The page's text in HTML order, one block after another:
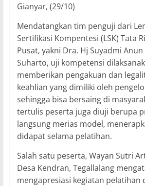
Gianyar, (29/10)
Mendatangkan tim penguji dari
Sertifikasi Kompentesi (LSK) Tata
Pusat, yakni Dra. Hj Suyadmi
Suharto, uji kompetensi
memberikan pengakuan dan
keahlian yang dimiliki oleh
sehingga bisa bersaing di
tertulis peserta juga diuji berupa
langsung merias model,
didapat selama pelatihan.
Salah satu peserta, Wayan Sutri
Desa Kendran, Tegallalang
mengapresiasi kegiatan pelatihan